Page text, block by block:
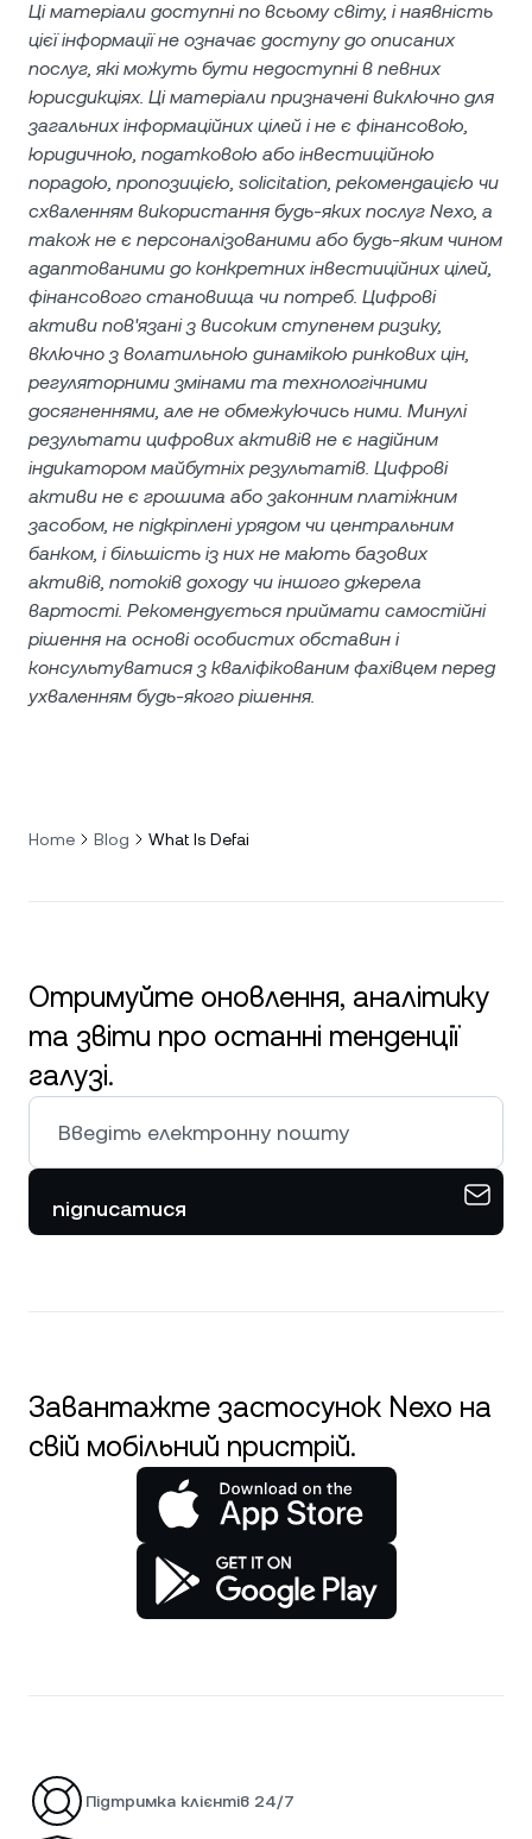
Ці матеріали доступні по всьому світу, і наявність
цієї інформації не означає доступу до описаних
послуг, які можуть бути недоступні в певних
юрисдикціях. Ці матеріали призначені виключно для
загальних інформаційних цілей і не є фінансовою,
юридичною, податковою або інвестиційною
порадою, пропозицією, solicitation, рекомендацією чи
схваленням використання будь-яких послуг Nexo, а
також не є персоналізованими або будь-яким чином
адаптованими до конкретних інвестиційних цілей,
фінансового становища чи потреб. Цифрові
активи пов'язані з високим ступенем ризику,
включно з волатильною динамікою ринкових цін,
регуляторними змінами та технологічними
досягненнями, але не обмежуючись ними. Минулі
результати цифрових активів не є надійним
індикатором майбутніх результатів. Цифрові
активи не є грошима або законним платіжним
засобом, не підкріплені урядом чи центральним
банком, і більшість із них не мають базових
активів, потоків доходу чи іншого джерела
вартості. Рекомендується приймати самостійні
рішення на основі особистих обставин і
консультуватися з кваліфікованим фахівцем перед
ухваленням будь-якого рішення.
Home Blog What Is Defai
Отримуйте оновлення, аналітику
та звіти про останні тенденції
галузі.
підписатися
Завантажте застосунок Nexo на
свій мобільний пристрій.
Підтримка клієнтів 24/7